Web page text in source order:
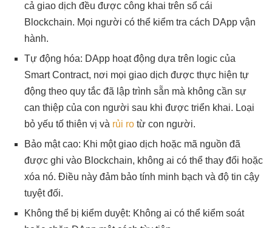
cả giao dịch đều được công khai trên sổ cái
Blockchain. Mọi người có thể kiểm tra cách DApp vận
hành.
Tự động hóa: DApp hoạt động dựa trên logic của
Smart Contract, nơi mọi giao dịch được thực hiện tự
động theo quy tắc đã lập trình sẵn mà không cần sự
can thiệp của con người sau khi được triển khai. Loại
bỏ yếu tố thiên vị và rủi ro từ con người.
Bảo mật cao: Khi một giao dịch hoặc mã nguồn đã
được ghi vào Blockchain, không ai có thể thay đổi hoặc
xóa nó. Điều này đảm bảo tính minh bạch và độ tin cậy
tuyệt đối.
Không thể bị kiểm duyệt: Không ai có thể kiểm soát